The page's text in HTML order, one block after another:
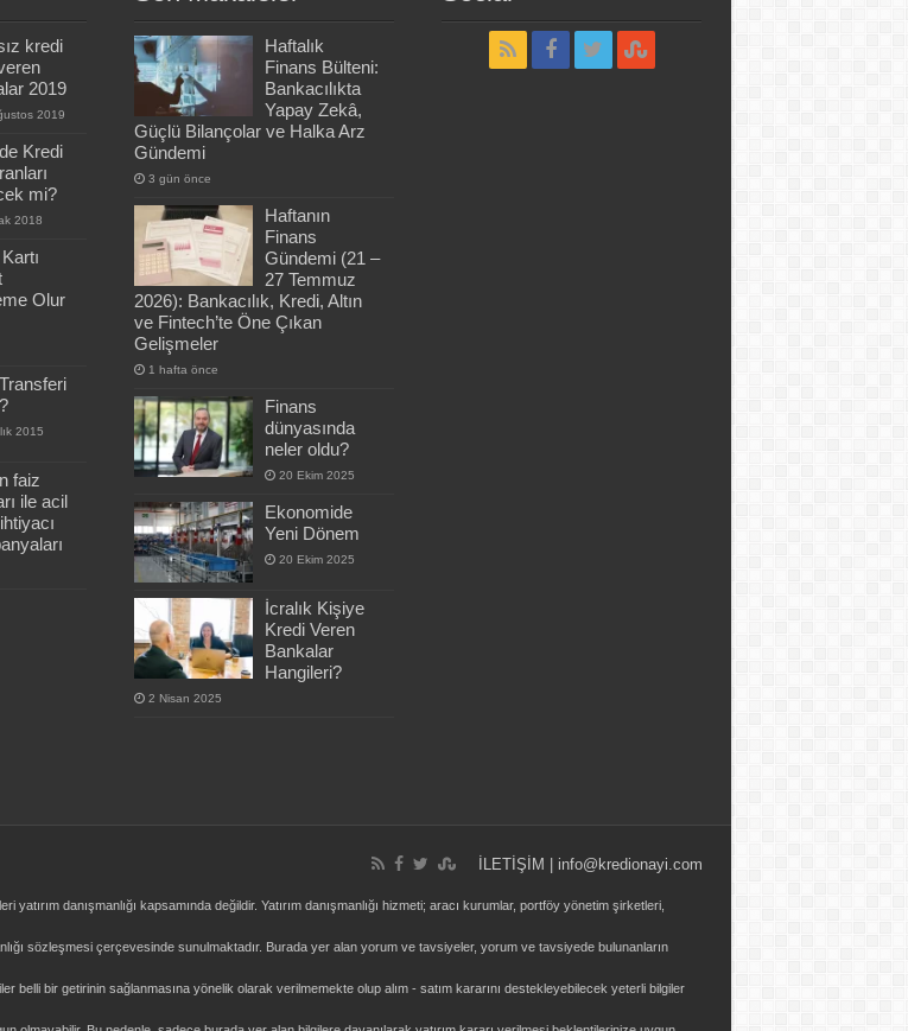
kredi
2019
2019
Kredi
mi?
2018
Olur
2015
faiz
ile acil
Haftalık
Finans Bülteni:
Bankacılıkta
Yapay Zekâ,
Güçlü Bilançolar ve Halka Arz
Gündemi
3 gün önce
Haftanın
Finans
Gündemi (21 –
27 Temmuz
2026): Bankacılık, Kredi, Altın
ve Fintech’te Öne Çıkan
Gelişmeler
1 hafta önce
Finans
dünyasında
neler oldu?
20 Ekim 2025
Ekonomide
Yeni Dönem
20 Ekim 2025
İcralık Kişiye
Kredi Veren
Bankalar
Hangileri?
2 Nisan 2025
İLETİŞİM | info@kredionayi.com
danışmanlığı kapsamında değildir. Yatırım danışmanlığı hizmeti; aracı kurumlar, portföy yönetim şirketleri,
sözleşmesi çerçevesinde sunulmaktadır. Burada yer alan yorum ve tavsiyeler, yorum ve tavsiyede bulunanların
belli bir getirinin sağlanmasına yönelik olarak verilmemekte olup alım - satım kararını destekleyebilecek yeterli bilgiler